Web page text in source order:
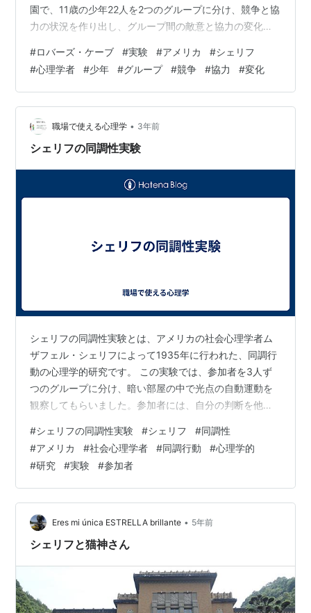
園で、11歳の少年22人を2つのグループに分け、競争と協
力の状況を作り出し、グループ間の敵意と協力の変化を
ごしていましたが、競争状況を作り出すために、各グル
ープに異なる色のTシャツを着せ、グループ間の優劣を競
わせました。すると、2つのグループは次第に敵対的な関
係になっていきました。 競争状況が続いた後、協力状況
を作り出すために、2つのグループが共同で達成すべき目
標を与えました。すると、2つの…
#ロバーズ・ケーブ #実験 #アメリカ #シェリフ
#心理学者 #少年 #グループ #競争 #協力 #変化
職場で使える心理学 • 3年前
シェリフの同調性実験
シェリフの同調性実験とは、アメリカの社会心理学者ム
ザフェル・シェリフによって1935年に行われた、同調行
動の心理学的研究です。 この実験では、参加者を3人ず
つのグループに分け、暗い部屋の中で光点の自動運動を
観察してもらいました。参加者には、自分の判断を他の
最初はバラバラだった参加者の判断は、実験を繰り返す
うちに一致していきました。さらに、参加者たちは自分
の判断が間違っていることに気づいても、多数意見に合
わせる傾向が見られました。 シェリフはこの実験から、
人間は集団の中では、少数意見よりも多数意見に同調す
る傾向があることを明らかにしました。 シ…
#シェリフの同調性実験 #シェリフ #同調性
#アメリカ #社会心理学者 #同調行動 #心理学的
#研究 #実験 #参加者
Eres mi única ESTRELLA brillante • 5年前
シェリフと猫神さん